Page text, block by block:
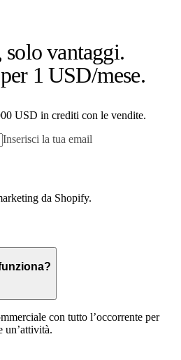
solo vantaggi.
1 USD/mese.
USD in crediti con le vendite.
Inserisci la tua email
da Shopify.
con tutto l’occorrente per
un’attività.